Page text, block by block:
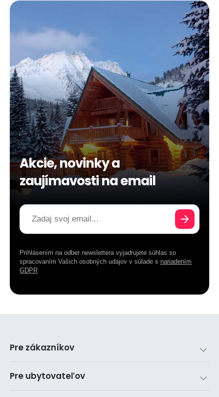
Akcie, novinky a
zaujímavosti na email
Prihlásením na odber newslettera vyjadrujete súhlas so
spracovaním Vašich osobných udajov v súlade s nariadením
GDPR
Pre zákazníkov
Pre ubytovateľov